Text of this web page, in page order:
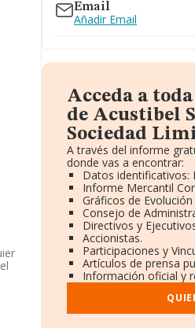
Email
Añadir Email
Acceda a
de Acustibel
Sociedad
A través del informe
donde vas a encontrar:
Datos identificativos:
Informe Mercantil
Gráficos de
Consejo de
Directivos y
Accionistas.
Participaciones y
Artículos de prensa
Información oficial y